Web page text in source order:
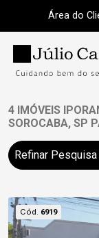
Área do
4 IMÓVEIS
SOROCABA, SP
Refinar Pesquisa
Cód. 6919